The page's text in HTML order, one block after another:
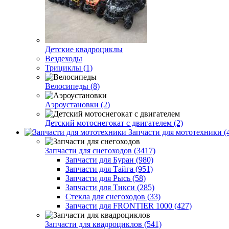
Детские квадроциклы
Вездеходы
Трициклы (1)
Велосипеды (8)
Аэроустановки (2)
Детский мотоснегокат с двигателем (2)
Запчасти для мототехники
Запчасти для снегоходов (3417)
Запчасти для Буран (980)
Запчасти для Тайга (951)
Запчасти для Рысь (58)
Запчасти для Тикси (285)
Стекла для снегоходов (33)
Запчасти для FRONTIER 1000 (427)
Запчасти для квадроциклов (541)